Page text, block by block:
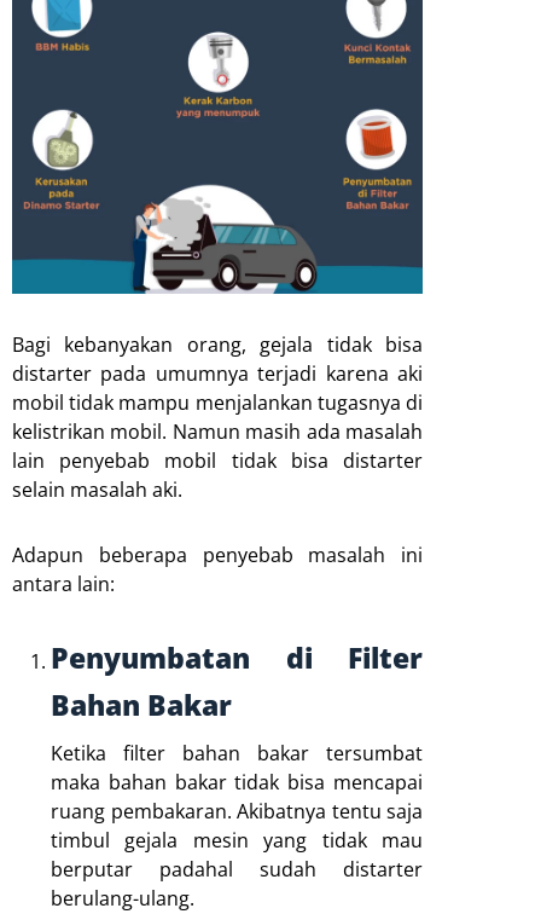
Bagi kebanyakan orang, gejala tidak bisa
distarter pada umumnya terjadi karena aki
mobil tidak mampu menjalankan tugasnya di
kelistrikan mobil. Namun masih ada masalah
lain penyebab mobil tidak bisa distarter
selain masalah aki.
Adapun beberapa penyebab masalah ini
antara lain:
Penyumbatan di Filter
Bahan Bakar
Ketika filter bahan bakar tersumbat
maka bahan bakar tidak bisa mencapai
ruang pembakaran. Akibatnya tentu saja
timbul gejala mesin yang tidak mau
berputar padahal sudah distarter
berulang-ulang.